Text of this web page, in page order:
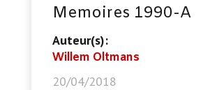
Memoires 1990-A
Auteur(s):
Willem Oltmans
20/04/2018